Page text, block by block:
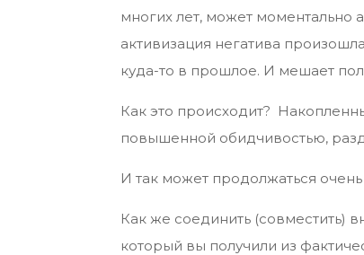
многих лет, может моментально
активизация негатива
куда-то в прошлое. И мешает
Как это происходит?
повышенной обидчивостью,
И так может продолжаться
Как же соединить (совместить)
который вы получили из